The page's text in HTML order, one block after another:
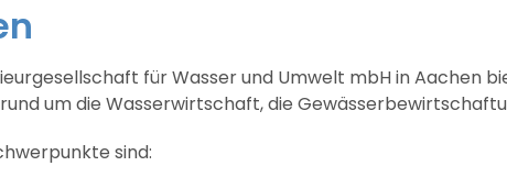
für Wasser und Umwelt mbH in Aachen
rund um die Wasserwirtschaft, die
sind: